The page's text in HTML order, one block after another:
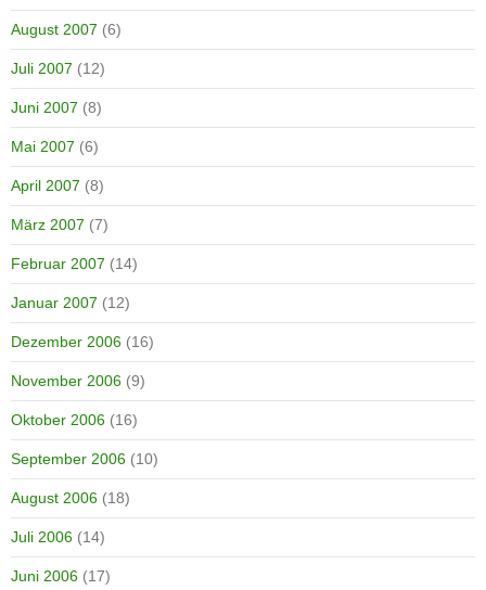
August 2007 (6)
Juli 2007 (12)
Juni 2007 (8)
Mai 2007 (6)
April 2007 (8)
März 2007 (7)
Februar 2007 (14)
Januar 2007 (12)
Dezember 2006 (16)
November 2006 (9)
Oktober 2006 (16)
September 2006 (10)
August 2006 (18)
Juli 2006 (14)
Juni 2006 (17)